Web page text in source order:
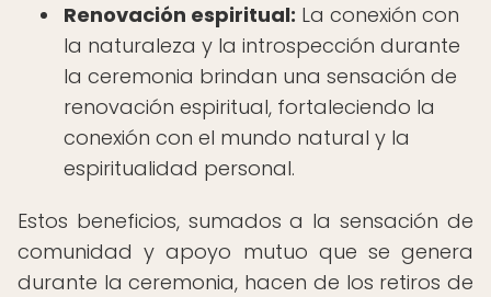
Renovación espiritual: La conexión con
la naturaleza y la introspección durante
la ceremonia brindan una sensación de
renovación espiritual, fortaleciendo la
conexión con el mundo natural y la
espiritualidad personal.
Estos beneficios, sumados a la sensación de
comunidad y apoyo mutuo que se genera
durante la ceremonia, hacen de los retiros de